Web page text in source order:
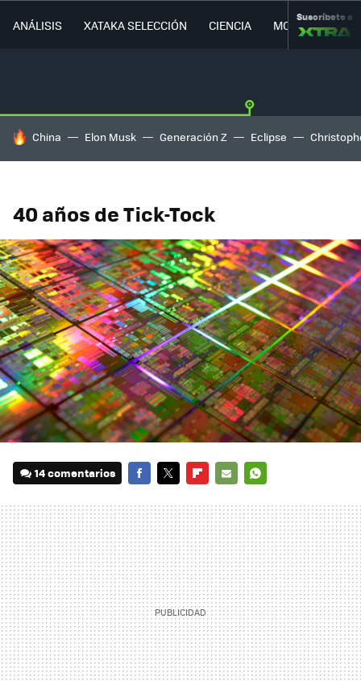
ANÁLISIS XATAKA SELECCIÓN CIENCIA MOVILIDAD
Suscríbete a
HOY SE HABLA DE
China Elon Musk Generación Z Eclipse
40 años de Tick-Tock
14 comentarios
MAIL